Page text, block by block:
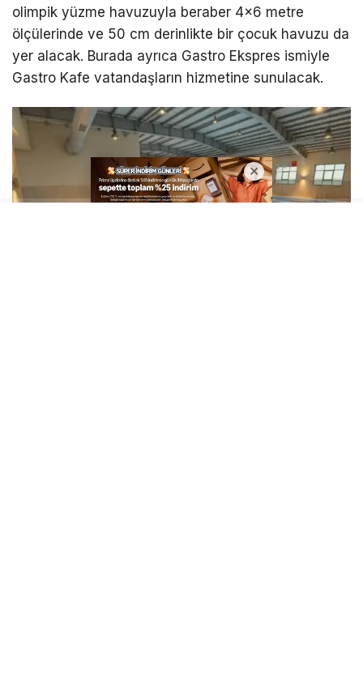
olimpik yüzme havuzuyla beraber 4×6 metre
ölçülerinde ve 50 cm derinlikte bir çocuk havuzu da
yer alacak. Burada ayrıca Gastro Ekspres ismiyle
Gastro Kafe vatandaşların hizmetine sunulacak.